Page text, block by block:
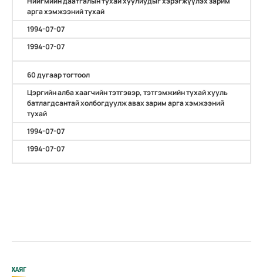
арга хэмжээний тухай
1994-07-07
1994-07-07
60 дугаар тогтоол
Цэргийн алба хаагчийн тэтгэвэр, тэтгэмжийн тухай хууль
батлагдсантай холбогдуулж авах зарим арга хэмжээний
тухай
1994-07-07
1994-07-07
ХАЯГ